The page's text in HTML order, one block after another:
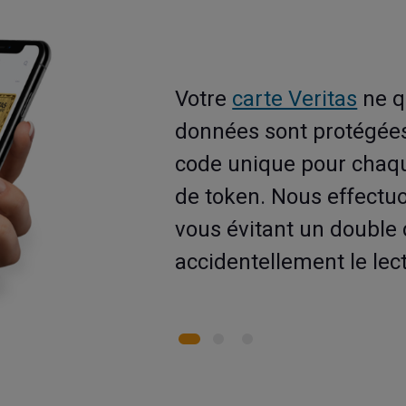
du
contact".
remis
Votrecarte Veritasne
données sont
code unique pour
de token. Nous
vous évitant un
accidentellement le